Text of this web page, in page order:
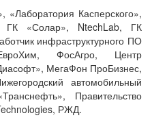
Касперского»,
ГК «Солар», NtechLab, ГК
инфраструктурного ПО
ФосАгро, Центр
МегаФон ПроБизнес,
автомобильный
Правительство
РЖД.